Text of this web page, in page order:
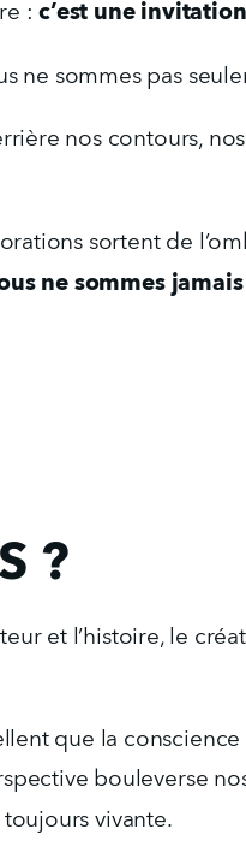
: c’est une
sommes pas
nos contours,
sortent de
ne sommes
?
et l’histoire, le
que la conscience
bouleverse
toujours vivante.